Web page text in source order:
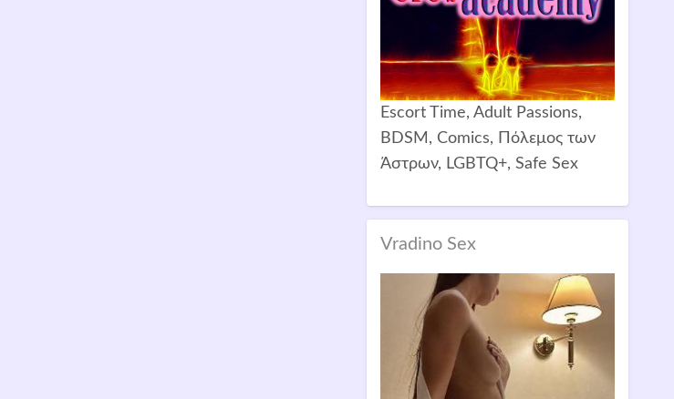
Escort Time, Adult Passions,
BDSM, Comics, Πόλεμος των
Άστρων, LGBTQ+, Safe Sex
Vradino Sex